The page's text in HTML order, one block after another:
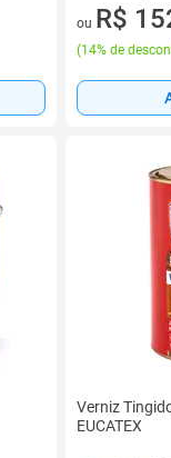
2 vez de R$
ou R$
(14% de
Verniz
EUCATEX